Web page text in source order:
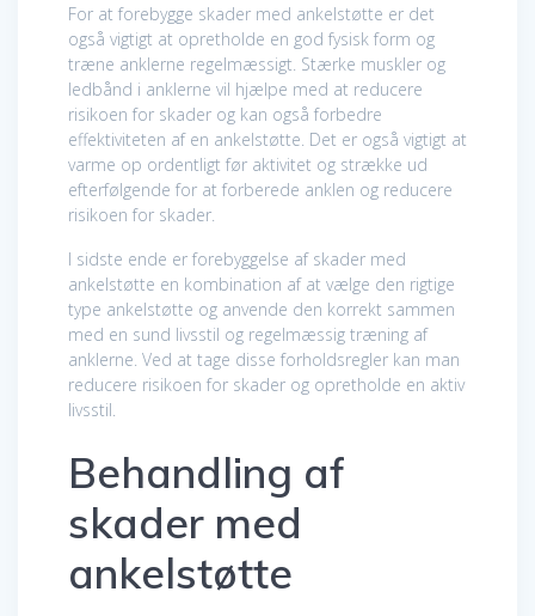
For at forebygge skader med ankelstøtte er det
også vigtigt at opretholde en god fysisk form og
træne anklerne regelmæssigt. Stærke muskler og
ledbånd i anklerne vil hjælpe med at reducere
risikoen for skader og kan også forbedre
effektiviteten af en ankelstøtte. Det er også vigtigt at
varme op ordentligt før aktivitet og strække ud
efterfølgende for at forberede anklen og reducere
risikoen for skader.
I sidste ende er forebyggelse af skader med
ankelstøtte en kombination af at vælge den rigtige
type ankelstøtte og anvende den korrekt sammen
med en sund livsstil og regelmæssig træning af
anklerne. Ved at tage disse forholdsregler kan man
reducere risikoen for skader og opretholde en aktiv
livsstil.
Behandling af
skader med
ankelstøtte